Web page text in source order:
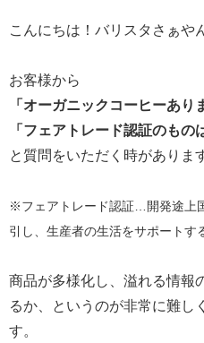
こんにちは！バリスタさぁや
お客様から
「オーガニックコーヒーあり
「フェアトレード認証のもの
と質問をいただく時がありま
※フェアトレード認証…開発途上
引し、生産者の生活をサポートす
商品が多様化し、溢れる情報
るか、というのが非常に難し
す。